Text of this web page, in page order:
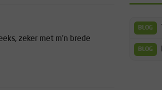
zeker met m’n brede
BLOG
BLOG